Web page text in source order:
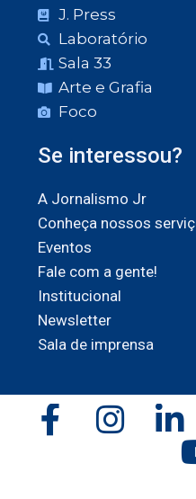
J. Press
Laboratório
Sala 33
Arte e Grafia
Foco
Se interessou?
A Jornalismo Jr
Conheça nossos
Eventos
Fale com a gente!
Institucional
Newsletter
Sala de imprensa